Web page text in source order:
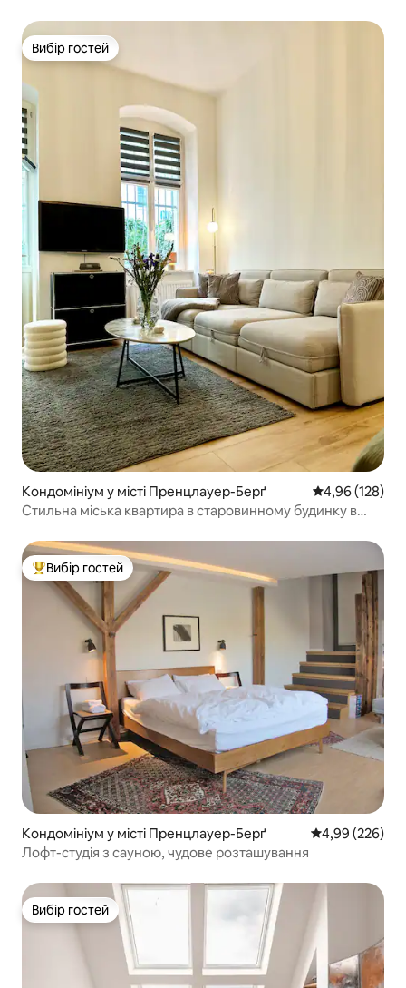
Вибір гостей
Вибір гостей
Кондомініум у місті Пренцлауер-Берґ Середня
4,96 (128)
Стильна міська квартира в старовинному будинку в
Топ вибір гостей
Вибір гостей
Кондомініум у місті Пренцлауер-Берґ Середня
4,99 (226)
Лофт-студія з сауною, чудове розташування
Вибір гостей
Вибір гостей